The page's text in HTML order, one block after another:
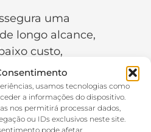
usamos tecnologias como
a informações do dispositivo.
nos permitirá processar dados,
ou IDs exclusivos neste site.
pode afetar
uma
longo alcance,
custo,
uma
celulares
3G, 4G e 5G, na
infraestruturas